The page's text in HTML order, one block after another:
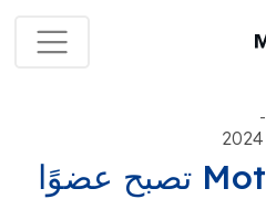
-
MotaWord تصبح عضوًا